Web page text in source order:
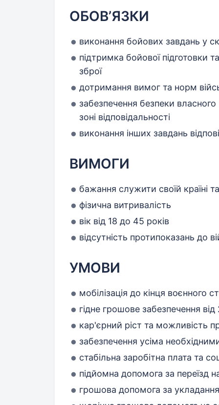
ОБОВ’ЯЗКИ
виконання бойових завдань у
підтримка бойової підготовки
зброї
дотримання вимог та норм
забезпечення безпеки власного
зоні відповідальності
виконання інших завдань
ВИМОГИ
бажання служити своїй країні
фізична витривалість
вік від 18 до 45 років
відсутність протипоказань до
УМОВИ
мобілізація до кінця воєнного
гідне грошове забезпечення
кар'єрний ріст та можливість
забезпечення усіма
стабільна заробітна плата та
підйомна допомога за переїзд
грошова допомога за